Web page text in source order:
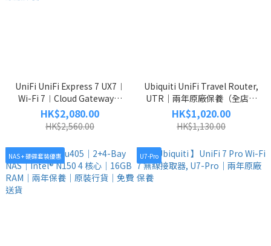
UniFi UniFi Express 7 UX7︱
Wi-Fi 7︱Cloud Gateway︱
10GbE + 2.5GbE︱ 支援 Mesh
｜免費送貨｜免信用卡手續費
｜兩年原廠保養
HK$2,080.00
HK$2,560.00
Ubiquiti UniFi Travel Router,
UTR｜兩年原廠保養（全店免
信用卡手續費）
HK$1,020.00
HK$1,130.00
NAS + 硬碟套裝優惠 U7-Pro